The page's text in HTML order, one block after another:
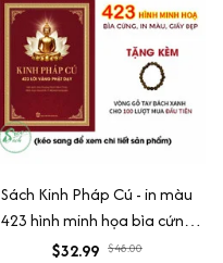
Sách Kinh Pháp Cú - in màu
423 hình minh họa bìa cứng
cao cấp + tặng kèm vòng tay
$32.99 $48.00